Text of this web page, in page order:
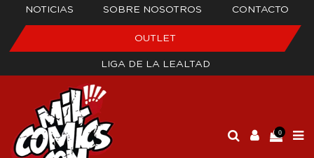
NOTICIAS SOBRE NOSOTROS CONTACTO
OUTLET
LIGA DE LA LEALTAD
0